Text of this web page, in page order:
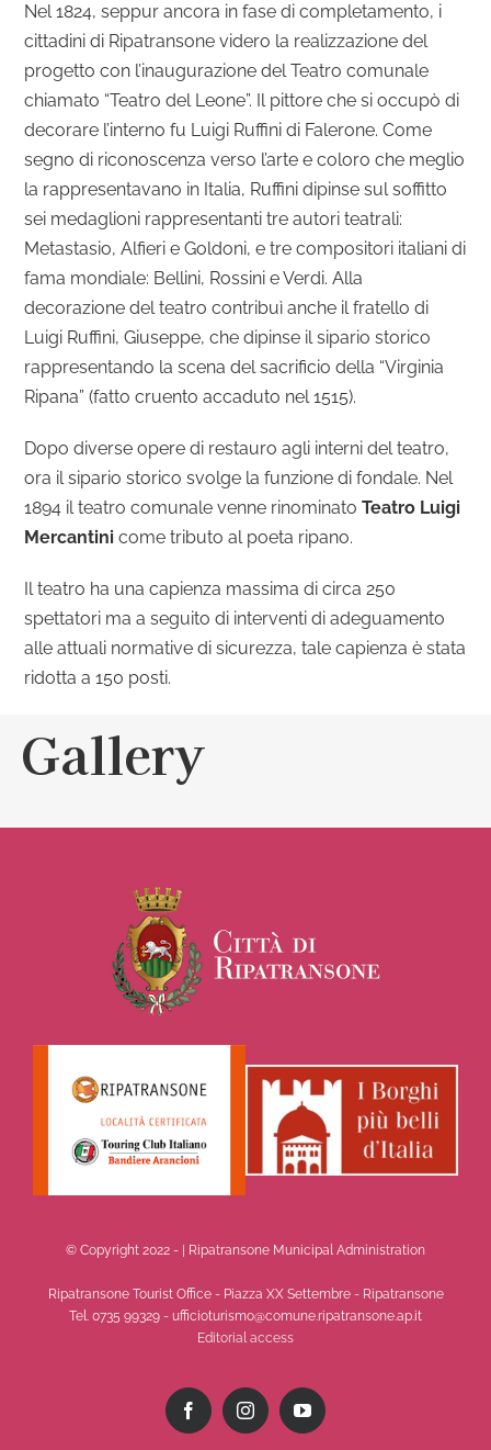
Nel 1824, seppur ancora in fase di completamento, i
cittadini di Ripatransone videro la realizzazione del
progetto con l’inaugurazione del Teatro comunale
chiamato “Teatro del Leone”. Il pittore che si occupò di
decorare l’interno fu Luigi Ruffini di Falerone. Come
segno di riconoscenza verso l’arte e coloro che meglio
la rappresentavano in Italia, Ruffini dipinse sul soffitto
sei medaglioni rappresentanti tre autori teatrali:
Metastasio, Alfieri e Goldoni, e tre compositori italiani di
fama mondiale: Bellini, Rossini e Verdi. Alla
decorazione del teatro contribuì anche il fratello di
Luigi Ruffini, Giuseppe, che dipinse il sipario storico
rappresentando la scena del sacrificio della “Virginia
Ripana” (fatto cruento accaduto nel 1515).
Dopo diverse opere di restauro agli interni del teatro,
ora il sipario storico svolge la funzione di fondale. Nel
1894 il teatro comunale venne rinominatoTeatro Luigi
Mercantini come tributo al poeta ripano.
Il teatro ha una capienza massima di circa 250
spettatori ma a seguito di interventi di adeguamento
alle attuali normative di sicurezza, tale capienza è stata
ridotta a 150 posti.
Gallery
© Copyright 2022 - | Ripatransone Municipal Administration
Ripatransone Tourist Office - Piazza XX Settembre - Ripatransone
Tel. 0735 99329 - ufficioturismo@comune.ripatransone.ap.it
Editorial access
FacebookInstagramYouTube